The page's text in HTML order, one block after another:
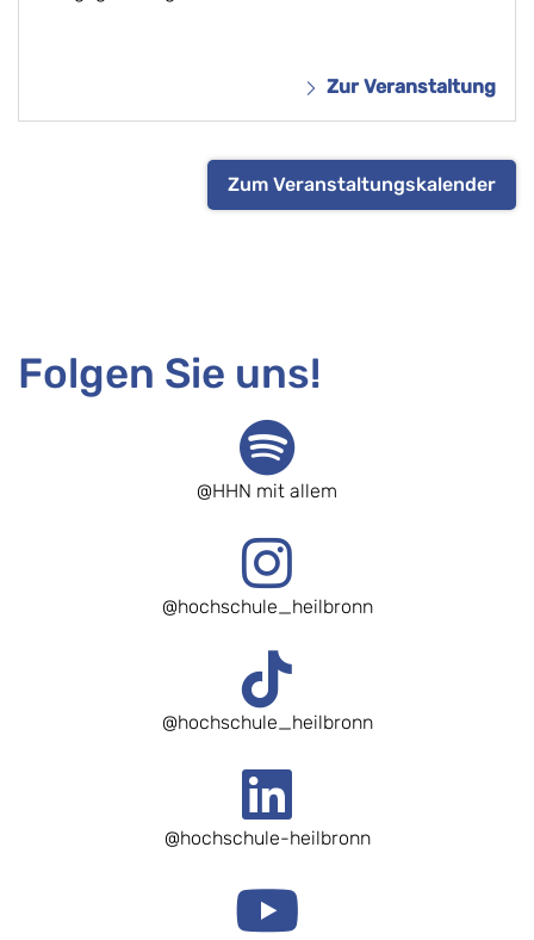
Zur Veranstaltung
Zum Veranstaltungskalender
Folgen Sie uns!
@HHN mit allem
@hochschule_heilbronn
@hochschule_heilbronn
@hochschule-heilbronn